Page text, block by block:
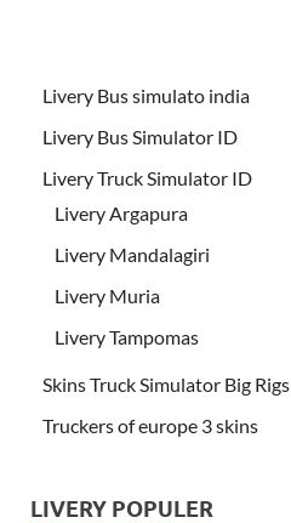
Livery Bus simulato india
Livery Bus Simulator ID
Livery Truck Simulator ID
Livery Argapura
Livery Mandalagiri
Livery Muria
Livery Tampomas
Skins Truck Simulator Big Rigs
Truckers of europe 3 skins
LIVERY POPULER